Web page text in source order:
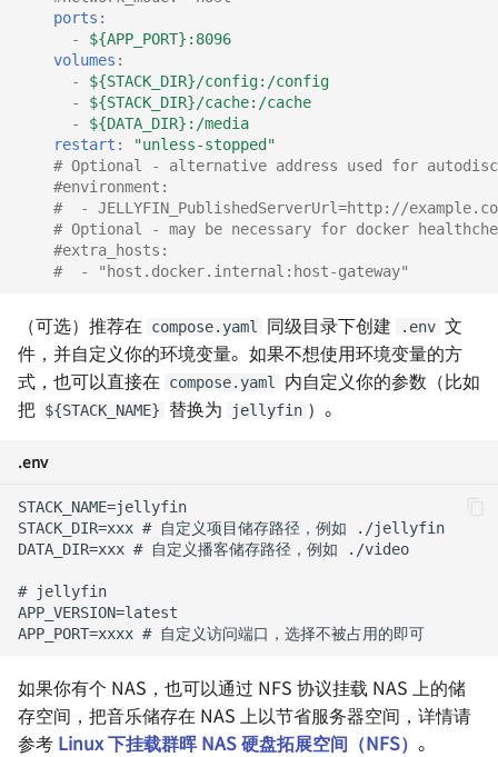
不要自己感动自己
如何不长痘
如何在 iPad 上运行 VS Code
MkDocs 测试实验室
Windows 初始化与软件推荐
（旧）
Personal Onboarding
Workflow (Windows)
Hugo 极简搭建指南
用树莓派架设云打印服务器
RSS - 高效率的阅读方式
如何实现外网 RDP 远控
技术文档写作规范
如何在 Markdown 中使用
LaTeX
如何批量拉取 Git 仓库更新
如何用 Markdown 写公众号
如何快速删除
node_modules
如何为公众号文章增加特效
如何在 Linux 下使用微信
如何打印出手写效果的文字
卡片式写作
如何撰写一份 BRD
npm 和 Yarn 换源加速国内访
问
ports :
-
${APP_PORT}:8096
volumes :
-
${STACK_DIR}/config:/config
-
${STACK_DIR}/cache:/cache
-
${DATA_DIR}:/media
restart :
"unless-stopped"
# Optional - alternative address used for
#environment:
#  - JELLYFIN_PublishedServerUrl=http://
# Optional - may be necessary for docker
#extra_hosts:
#  - "host.docker.internal:host-gateway"
（可选）推荐在 compose.yaml 同级目录下创建 .env 文
件，并自定义你的环境变量。如果不想使用环境变量的方
式，也可以直接在
compose.yaml
内自定义你的参数（比如
把 ${STACK_NAME} 替换为 jellyfin ）。
.env
如果你有个 NAS，也可以通过 NFS 协议挂载 NAS 上的储
存空间，把音乐储存在 NAS 上以节省服务器空间，详情请
参考 Linux 下挂载群晖 NAS 硬盘拓展空间（NFS） 。